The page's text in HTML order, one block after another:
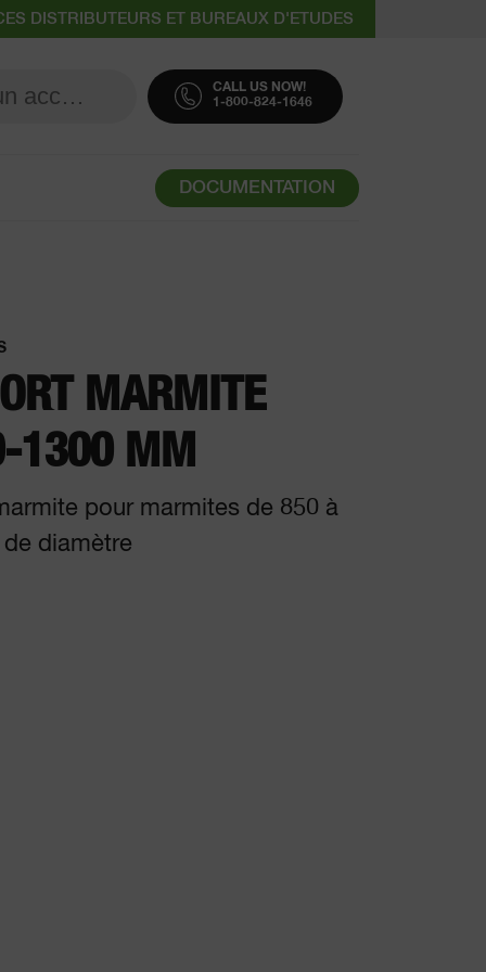
DISTRIBUTEURS ET BUREAUX D'ETUDES
CALL US NOW!
1-800-824-1646
DOCUMENTATION
MARMITE
1300 MM
pour marmites de 850 à
diamètre